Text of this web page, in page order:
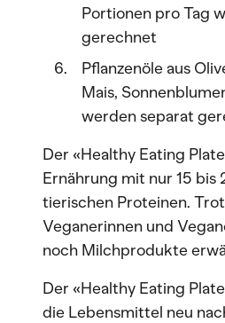
Portionen pro Tag
gerechnet
Pflanzenöle aus
Mais,
werden separat
Der «Healthy Eating
Ernährung mit nur 15 bis
tierischen Proteinen.
Veganerinnen und
noch Milchprodukte
Der «Healthy Eating
die Lebensmittel neu